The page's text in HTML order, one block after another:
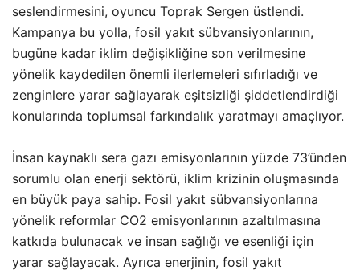
seslendirmesini, oyuncu Toprak Sergen üstlendi.
Kampanya bu yolla, fosil yakıt sübvansiyonlarının,
bugüne kadar iklim değişikliğine son verilmesine
yönelik kaydedilen önemli ilerlemeleri sıfırladığı ve
zenginlere yarar sağlayarak eşitsizliği şiddetlendirdiği
konularında toplumsal farkındalık yaratmayı amaçlıyor.
İnsan kaynaklı sera gazı emisyonlarının yüzde 73’ünden
sorumlu olan enerji sektörü, iklim krizinin oluşmasında
en büyük paya sahip. Fosil yakıt sübvansiyonlarına
yönelik reformlar CO2 emisyonlarının azaltılmasına
katkıda bulunacak ve insan sağlığı ve esenliği için
yarar sağlayacak. Ayrıca enerjinin, fosil yakıt